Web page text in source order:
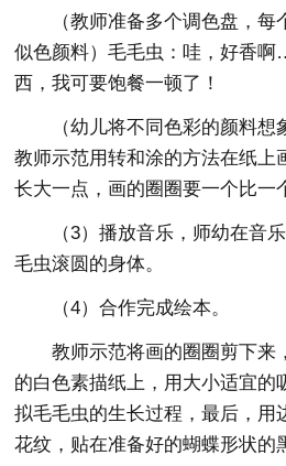
（教师准备多个调色盘，
似色颜料）毛毛虫：哇，好香
西，我可要饱餐一顿了！
（幼儿将不同色彩的颜料想
教师示范用转和涂的方法在纸上
长大一点，画的圈圈要一个比一
（3）播放音乐，师幼在音
毛虫滚圆的身体。
（4）合作完成绘本。
教师示范将画的圈圈剪下来
的白色素描纸上，用大小适宜的
拟毛毛虫的生长过程，最后，用
花纹，贴在准备好的蝴蝶形状的